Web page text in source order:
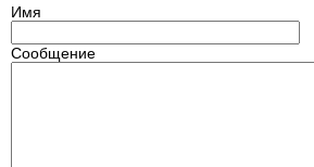
Имя
Сообщение